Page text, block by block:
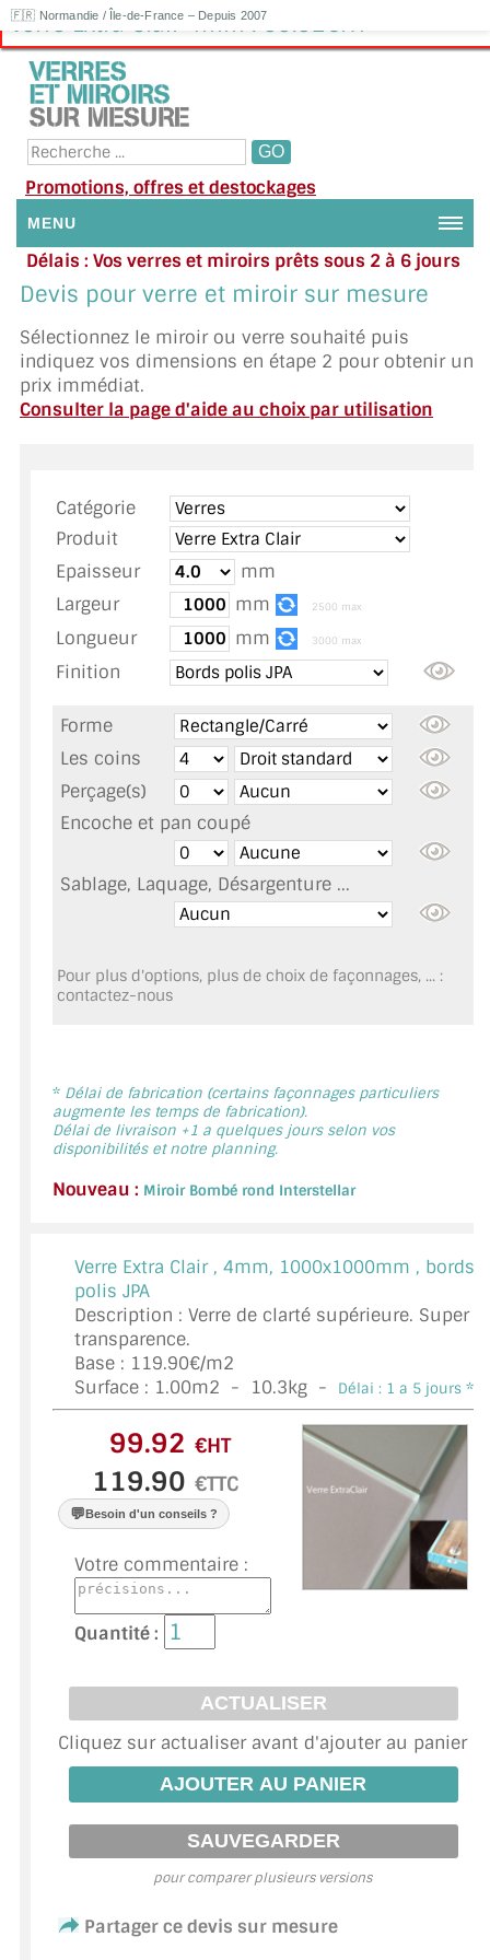
🇫🇷 Normandie / Île-de-France – Depuis 2007
Verre Extra Clair 4mm : 99.92€HT
Promotions, offres et destockages
MENU
NOUS CONTACTER
DEMANDE DE DEVIS
SUIVI DE DEVIS
TOUS LES TARIFS AU M2
GUIDE : CHOIX PAR UTILISATION
INSPIRATIONS ET NOUVEAUTÉS
AMBIANCE LAITON BROSSÉ
MIROIR SUR MESURE
MIROIR VIEILLI
MIROIR DÉCORATIF DE COULEUR
LOTS DE MIROIRS EN MOZAÏQUE
MIROIR DE SALLE DE BAIN
MIROIR POUR SALLE DE SPORT
MIROIR POUR SALLE DE DANSE
MIROIR ENCADRÉ
VERRE SUR MESURE
VERRE EXTRACLAIR
VERRE TREMPÉ (SÉCURIT)
PAROI DE DOUCHE
VERRE FEUILLETÉ
VERRE ANTI-REFLET
VERRE LAQUÉ/CRÉDENCE
VERRE FEUILLETÉ/TREMPÉ
PORTE EN VERRE
GARDE CORPS EN VERRE
VERRES TEXTURÉS
Délais : Vos verres et miroirs prêts sous 2 à 6 jours
en moyenne
Besoin d'aide ?
Appelez ou envoyez un SMS au 06 79 92 33 38
Devis pour verre et miroir sur mesure
Sélectionnez le miroir ou verre souhaité puis
indiquez vos dimensions en étape 2 pour obtenir un
prix immédiat.
Consulter la page d'aide au choix par utilisation
Catégorie
Produit
Epaisseur
mm
Largeur
mm 2500 max
Longueur mm 3000 max
Finition
Forme
Les coins
Perçage(s)
Encoche et pan coupé
Sablage, Laquage, Désargenture ...
Pour plus d'options, plus de choix de façonnages, ... :
contactez-nous
* Délai de fabrication (certains façonnages particuliers
augmente les temps de fabrication).
Délai de livraison +1 a quelques jours selon vos
disponibilités et notre planning.
Nouveau : Miroir Bombé rond Interstellar
Verre Extra Clair , 4mm, 1000x1000mm , bords
polis JPA
Description : Verre de clarté supérieure. Super
transparence.
Base : 119.90€/m2
Surface : 1.00m2 - 10.3kg - Délai : 1 a 5 jours *
€HT
€TTC
💬Besoin d'un conseils ?
Votre commentaire :
Quantité :
Cliquez sur actualiser avant d'ajouter au panier
pour comparer plusieurs versions
Partager ce devis sur mesure